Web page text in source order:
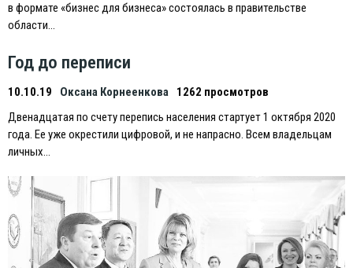
в формате «бизнес для бизнеса» состоялась в правительстве
области…
Год до переписи
10.10.19 Оксана Корнеенкова
1262 просмотров
Двенадцатая по счету перепись населения стартует 1 октября 2020
года. Eе уже окрестили цифровой, и не напрасно. Всем владельцам
личных…